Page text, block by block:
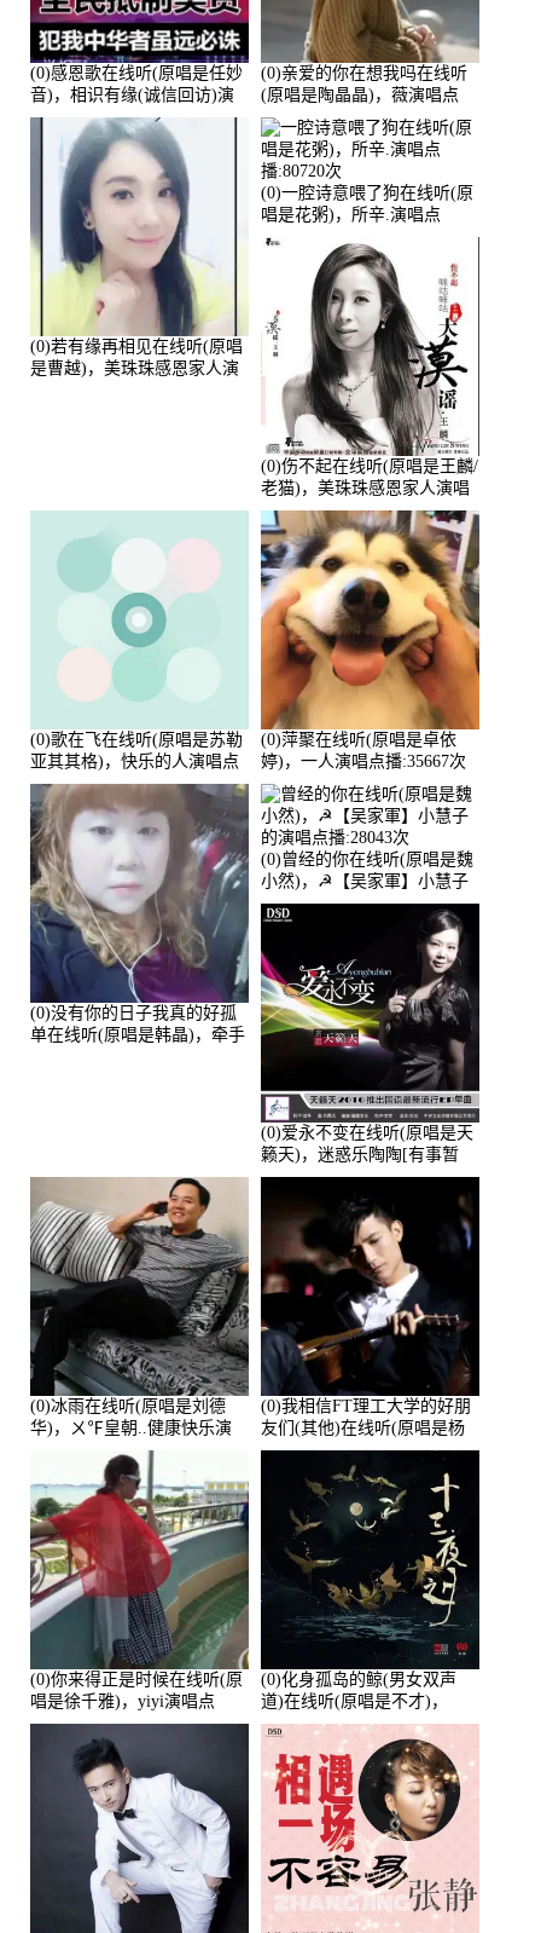
(0)感恩歌在线听(原唱是任妙
音)，相识有缘(诚信回访)演
唱点播:161288次
(0)亲爱的你在想我吗在线听
(原唱是陶晶晶)，薇演唱点
播:159722次
(0)若有缘再相见在线听(原唱
是曹越)，美珠珠感恩家人演
(0)一腔诗意喂了狗在线听(原
唱是花粥)，所辛.演唱点
播:80720次
(0)伤不起在线听(原唱是王麟/
老猫)，美珠珠感恩家人演唱
点播:80218次
(0)歌在飞在线听(原唱是苏勒
亚其其格)，快乐的人演唱点
播:36次
(0)萍聚在线听(原唱是卓依
婷)，一人演唱点播:35667次
(0)没有你的日子我真的好孤
单在线听(原唱是韩晶)，牵手
(0)曾经的你在线听(原唱是魏
小然)，☭【吴家軍】小慧子
的演唱点播:28043次
(0)爱永不变在线听(原唱是天
籁天)，迷惑乐陶陶[有事暂
离]演唱点播:27678次
(0)冰雨在线听(原唱是刘德
华)，ㄨ℉皇朝..健康快乐演
(0)我相信FT理工大学的好朋
友们(其他)在线听(原唱是杨
培安)，老乔演唱点播:23714
(0)你来得正是时候在线听(原
唱是徐千雅)，yiyi演唱点
播:21991次
(0)化身孤岛的鲸(男女双声
道)在线听(原唱是不才)，
HGBai演唱点播:19428次